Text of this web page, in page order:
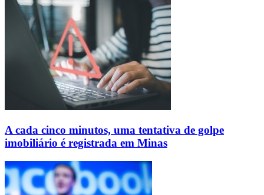
A cada cinco minutos, uma tentativa de golpe
imobiliário é registrada em Minas